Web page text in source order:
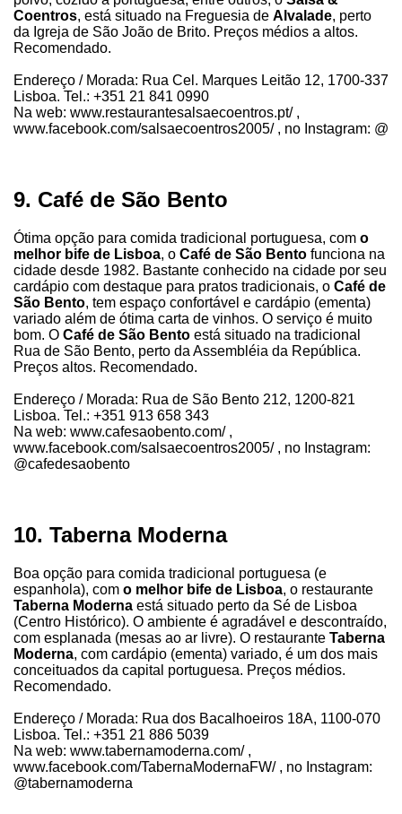
Coentros, está situado na Freguesia de Alvalade, perto
da Igreja de São João de Brito. Preços médios a altos.
Recomendado.
Endereço / Morada: Rua Cel. Marques Leitão 12, 1700-337
Lisboa. Tel.: +351 21 841 0990
Na web: www.restaurantesalsaecoentros.pt/ ,
www.facebook.com/salsaecoentros2005/ , no Instagram: @
9. Café de São Bento
Ótima opção para comida tradicional portuguesa, com o
melhor bife de Lisboa, o Café de São Bento funciona na
cidade desde 1982. Bastante conhecido na cidade por seu
cardápio com destaque para pratos tradicionais, o Café de
São Bento, tem espaço confortável e cardápio (ementa)
variado além de ótima carta de vinhos. O serviço é muito
bom. O Café de São Bento está situado na tradicional
Rua de São Bento, perto da Assembléia da República.
Preços altos. Recomendado.
Endereço / Morada: Rua de São Bento 212, 1200-821
Lisboa. Tel.: +351 913 658 343
Na web: www.cafesaobento.com/ ,
www.facebook.com/salsaecoentros2005/ , no Instagram:
@cafedesaobento
10. Taberna Moderna
Boa opção para comida tradicional portuguesa (e
espanhola), com o melhor bife de Lisboa, o restaurante
Taberna Moderna está situado perto da Sé de Lisboa
(Centro Histórico). O ambiente é agradável e descontraído,
com esplanada (mesas ao ar livre). O restaurante Taberna
Moderna, com cardápio (ementa) variado, é um dos mais
conceituados da capital portuguesa. Preços médios.
Recomendado.
Endereço / Morada: Rua dos Bacalhoeiros 18A, 1100-070
Lisboa. Tel.: +351 21 886 5039
Na web: www.tabernamoderna.com/ ,
www.facebook.com/TabernaModernaFW/ , no Instagram:
@tabernamoderna